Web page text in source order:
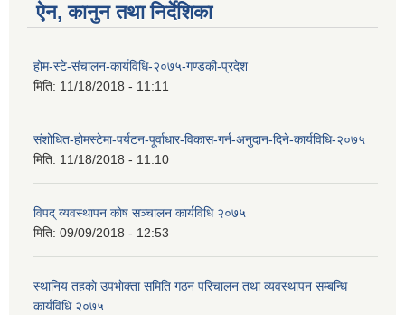
ऐन, कानुन तथा निर्देशिका
होम-स्टे-संचालन-कार्यविधि-२०७५-गण्डकी-प्रदेश
मिति: 11/18/2018 - 11:11
संशोधित-होमस्टेमा-पर्यटन-पूर्वाधार-विकास-गर्न-अनुदान-दिने-कार्यविधि-२०७५
मिति: 11/18/2018 - 11:10
विपद् व्यवस्थापन काेष सञ्चालन कार्यविधि २०७५
मिति: 09/09/2018 - 12:53
स्थानिय तहकाे उपभाेक्ता समिति गठन परिचालन तथा व्यवस्थापन सम्बन्धि
कार्यविधि २०७५